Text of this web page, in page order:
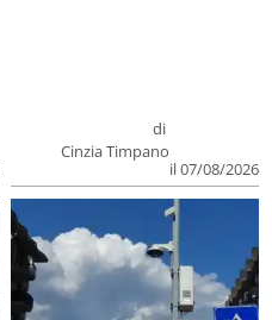
di
Cinzia Timpano
il 07/08/2026